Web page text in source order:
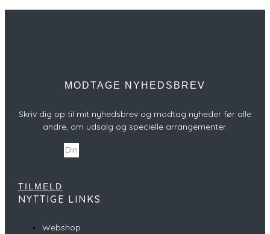
MODTAGE NYHEDSBREV
Skriv dig op til mit nyhedsbrev og modtag nyheder før alle
andre, om udsalg og specielle arrangementer.
TILMELD
NYTTIGE LINKS
Webshop